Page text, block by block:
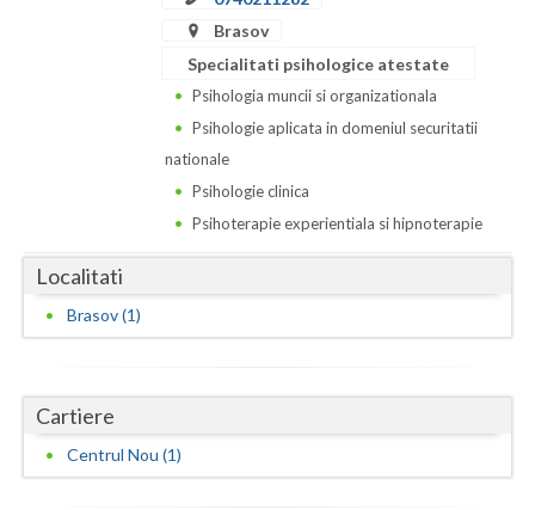
Dolj
Galati
Gorj
Harghita
Brasov
Specialitati psihologice atestate
Psihologia muncii si organizationala
Psihologie aplicata in domeniul securitatii
nationale
Psihologie clinica
Psihoterapie experientiala si hipnoterapie
Localitati
Brasov (1)
Cartiere
Centrul Nou (1)